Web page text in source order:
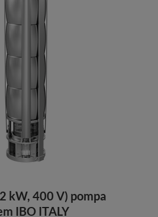
kW, 400 V) pompa
IBO ITALY